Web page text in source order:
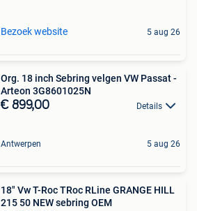
Bezoek website 5 aug 26
Org. 18 inch Sebring velgen VW Passat -
Arteon 3G8601025N
€ 899,00 Details
Antwerpen 5 aug 26
18" Vw T-Roc TRoc RLine GRANGE HILL
215 50 NEW sebring OEM